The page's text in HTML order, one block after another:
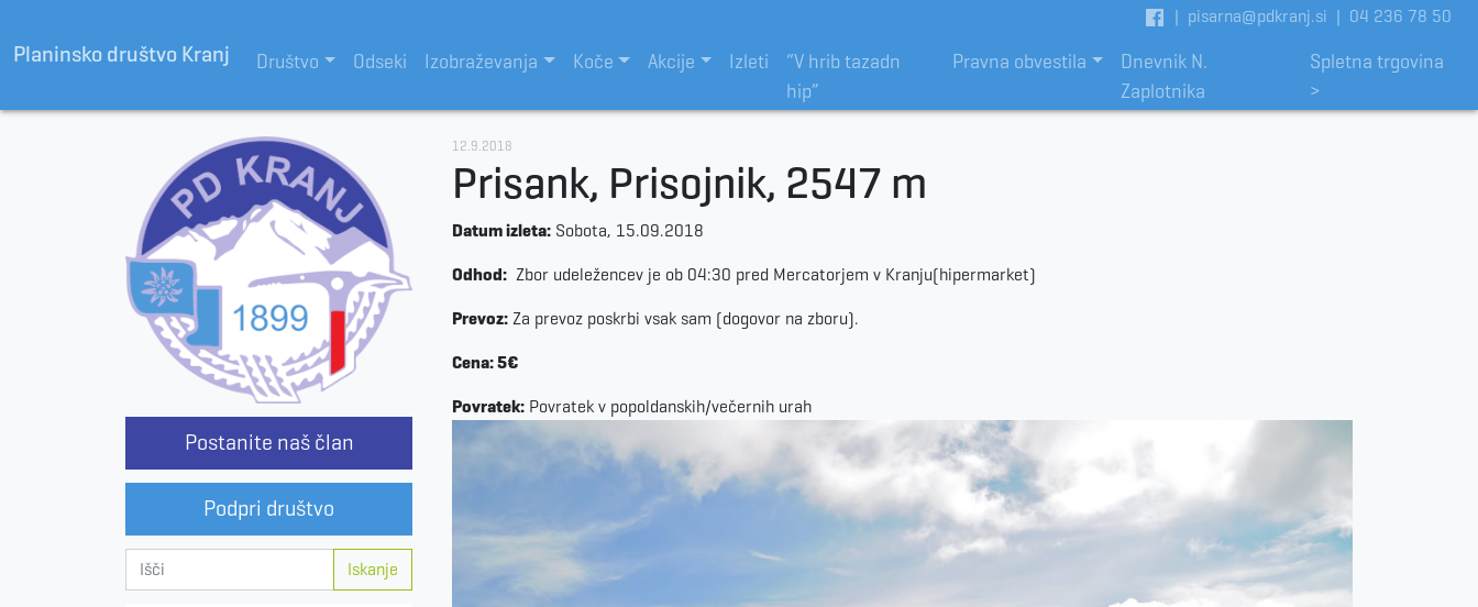
Planinsko društvo Kranj
| pisarna@pdkranj.si | 04 236 78 50
Društvo Odseki Izobraževanja Koče Akcije Izleti
“V hrib tazadn
hip”
Pravna obvestila
Dnevnik N.
Zaplotnika
Spletna trgovina
>
12.9.2018
Prisank, Prisojnik, 2547 m
Datum izleta: Sobota, 15.09.2018
Odhod: Zbor udeležencev je ob 04:30 pred Mercatorjem v Kranju(hipermarket)
Prevoz: Za prevoz poskrbi vsak sam (dogovor na zboru).
Cena: 5€
Povratek: Povratek v popoldanskih/večernih urah
Postanite naš član
Podpri društvo
Iskanje